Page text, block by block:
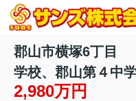
郡山市横塚6
学校、郡山第４中
2,980万円